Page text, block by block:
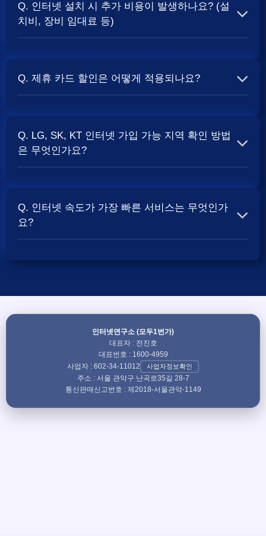
보통 500Mbps 또는 1Gbps 인터넷을 TV와 결합하여 가입
할 때 현금 사은품및 상품권 혜택이 더 크게 지급되는 경향
Q. 인터넷 설치 시 추가 비용이 발생하나요? (설
치비, 장비 임대료 등)
청구되는 경우가 많습니다. 다만, 인터넷 상품 및 프로모션
Q. 제휴 카드 할인은 어떻게 적용되나요?
서 일정 금액이 할인됩니다. 할인 금액과 조건은 카드사 및
통신사 정책에 따라 다릅니다. 합리적인
Q. LG, SK, KT 인터넷 가입 가능 지역 확인 방법
은 무엇인가요?
스에서 주소를 입력하시면 가입 가능한 상품 및 속도를 확
인하실 수 있습니다. 설치 가능한 회선 종류(광랜, FTTH 등)
Q. 인터넷 속도가 가장 빠른 서비스는 무엇인가
요?
(10Gbps) 인터넷을 선택하실 수도 있습니다. 가입 가능 상
품은 거주하시는 지역에 따라 달라질 수 있습니다.
인터넷연구소 (모두1번가)
대표자 : 전진호
대표번호 : 1600-4959
사업자 : 602-34-11012
사업자정보확인
주소 : 서울 관악구 난곡로35길 28-7
통신판매신고번호 : 제2018-서울관악-1149